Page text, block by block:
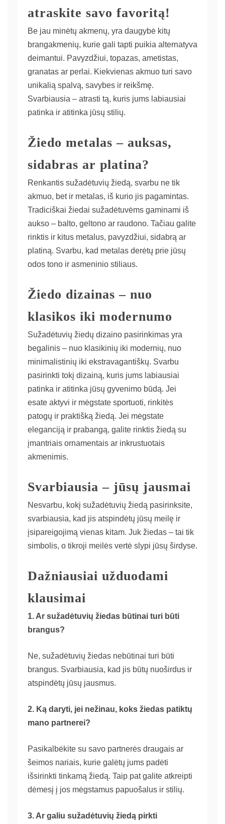
atraskite savo favoritą!
Be jau minėtų akmenų, yra daugybė kitų
brangakmenių, kurie gali tapti puikia alternatyva
deimantui. Pavyzdžiui, topazas, ametistas,
granatas ar perlai. Kiekvienas akmuo turi savo
unikalią spalvą, savybes ir reikšmę.
Svarbiausia – atrasti tą, kuris jums labiausiai
patinka ir atitinka jūsų stilių.
Žiedo metalas – auksas,
sidabras ar platina?
Renkantis sužadėtuvių žiedą, svarbu ne tik
akmuo, bet ir metalas, iš kurio jis pagamintas.
Tradiciškai žiedai sužadėtuvėms gaminami iš
aukso – balto, geltono ar raudono. Tačiau galite
rinktis ir kitus metalus, pavyzdžiui, sidabrą ar
platiną. Svarbu, kad metalas derėtų prie jūsų
odos tono ir asmeninio stiliaus.
Žiedo dizainas – nuo
klasikos iki modernumo
Sužadėtuvių žiedų dizaino pasirinkimas yra
begalinis – nuo klasikinių iki modernių, nuo
minimalistinių iki ekstravagantiškų. Svarbu
pasirinkti tokį dizainą, kuris jums labiausiai
patinka ir atitinka jūsų gyvenimo būdą. Jei
esate aktyvi ir mėgstate sportuoti, rinkitės
patogų ir praktišką žiedą. Jei mėgstate
eleganciją ir prabangą, galite rinktis žiedą su
įmantriais ornamentais ar inkrustuotais
akmenimis.
Svarbiausia – jūsų jausmai
Nesvarbu, kokį sužadėtuvių žiedą pasirinksite,
svarbiausia, kad jis atspindėtų jūsų meilę ir
įsipareigojimą vienas kitam. Juk žiedas – tai tik
simbolis, o tikroji meilės vertė slypi jūsų širdyse.
Dažniausiai užduodami
klausimai
1. Ar sužadėtuvių žiedas būtinai turi būti
brangus?
Ne, sužadėtuvių žiedas nebūtinai turi būti
brangus. Svarbiausia, kad jis būtų nuoširdus ir
atspindėtų jūsų jausmus.
2. Ką daryti, jei nežinau, koks žiedas patiktų
mano partnerei?
Pasikalbėkite su savo partnerės draugais ar
šeimos nariais, kurie galėtų jums padėti
išsirinkti tinkamą žiedą. Taip pat galite atkreipti
dėmesį į jos mėgstamus papuošalus ir stilių.
3. Ar galiu sužadėtuvių žiedą pirkti